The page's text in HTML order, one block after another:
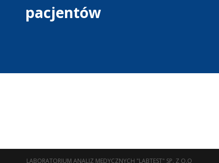
pacjentów
LABORATORIUM ANALIZ MEDYCZNYCH "LABTEST" SP. Z O.O